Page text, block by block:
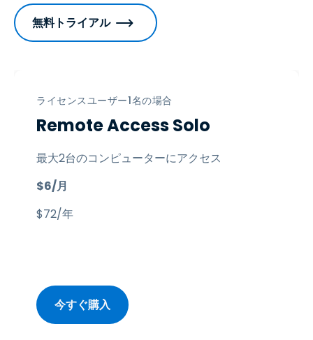
無料トライアル
ライセンスユーザー1名の場合
Remote Access Solo
最大2台のコンピューターにアクセス
$6/月
$72/年
今すぐ購入